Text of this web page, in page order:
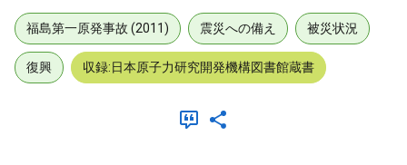
福島第一原発事故 (2011) 震災への備え 被災状況
復興 収録:日本原子力研究開発機構図書館蔵書